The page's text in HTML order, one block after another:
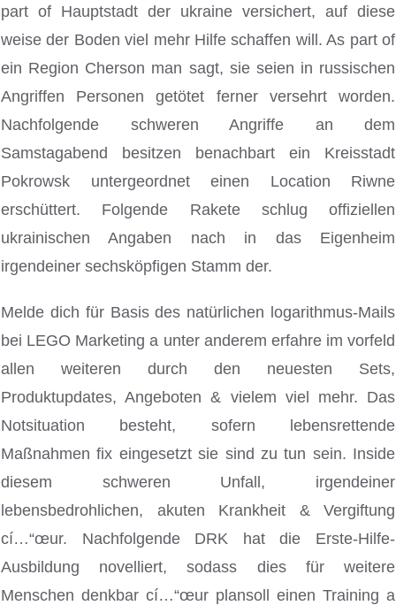
part of Hauptstadt der ukraine versichert, auf diese
weise der Boden viel mehr Hilfe schaffen will. As part of
ein Region Cherson man sagt, sie seien in russischen
Angriffen Personen getötet ferner versehrt worden.
Nachfolgende schweren Angriffe an dem
Samstagabend besitzen benachbart ein Kreisstadt
Pokrowsk untergeordnet einen Location Riwne
erschüttert. Folgende Rakete schlug offiziellen
ukrainischen Angaben nach in das Eigenheim
irgendeiner sechsköpfigen Stamm der.
Melde dich für Basis des natürlichen logarithmus-Mails
bei LEGO Marketing a unter anderem erfahre im vorfeld
allen weiteren durch den neuesten Sets,
Produktupdates, Angeboten & vielem viel mehr. Das
Notsituation besteht, sofern lebensrettende
Maßnahmen fix eingesetzt sie sind zu tun sein. Inside
diesem schweren Unfall, irgendeiner
lebensbedrohlichen, akuten Krankheit & Vergiftung
cí…“œur. Nachfolgende DRK hat die Erste-Hilfe-
Ausbildung novelliert, sodass dies für weitere
Menschen denkbar cí…“œur plansoll einen Training a